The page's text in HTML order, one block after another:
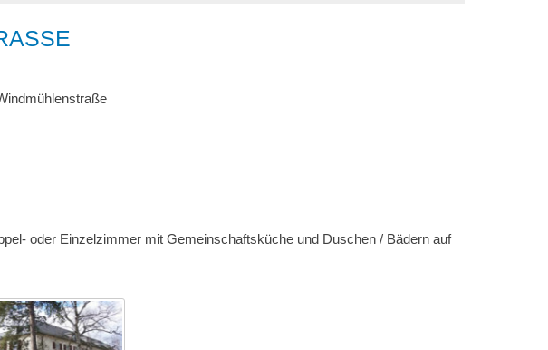
oder Einzelzimmer mit Gemeinschaftsküche und Duschen / Bädern auf